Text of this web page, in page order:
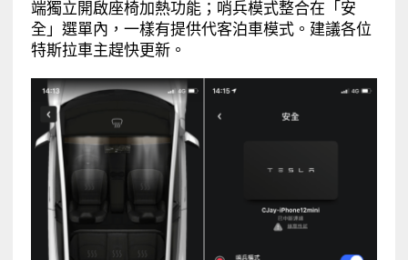
端獨立開啟座椅加熱功能；哨兵模式整合在「安
全」選單內，一樣有提供代客泊車模式。建議各位
特斯拉車主趕快更新。